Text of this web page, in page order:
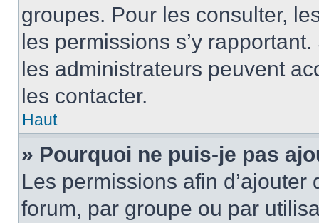
groupes. Pour les consulter,
les permissions s’y
les administrateurs peuvent
les contacter.
Haut
» Pourquoi ne puis-je pas
Les permissions afin
forum, par groupe ou par